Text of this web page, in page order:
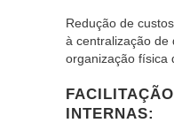
Redução de
à centralização de
organização física
INTERNAS: